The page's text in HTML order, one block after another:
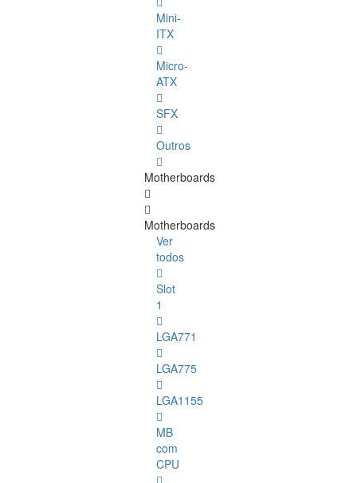
Mini-
ITX
Micro-
ATX
SFX
Outros
Motherboards
Motherboards
Ver
todos
Slot
1
LGA771
LGA775
LGA1155
MB
com
CPU